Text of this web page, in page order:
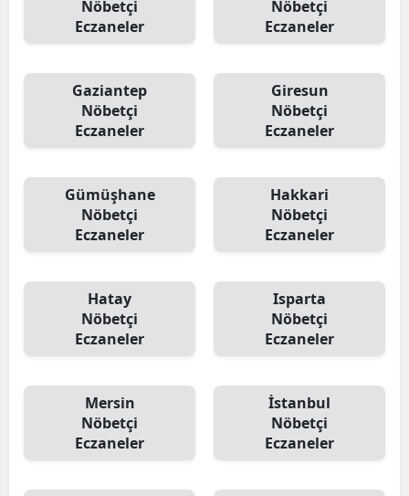
Nöbetçi
Eczaneler
Nöbetçi
Eczaneler
Gaziantep
Nöbetçi
Eczaneler
Giresun
Nöbetçi
Eczaneler
Gümüşhane
Nöbetçi
Eczaneler
Hakkari
Nöbetçi
Eczaneler
Hatay
Nöbetçi
Eczaneler
Isparta
Nöbetçi
Eczaneler
Mersin
Nöbetçi
Eczaneler
İstanbul
Nöbetçi
Eczaneler